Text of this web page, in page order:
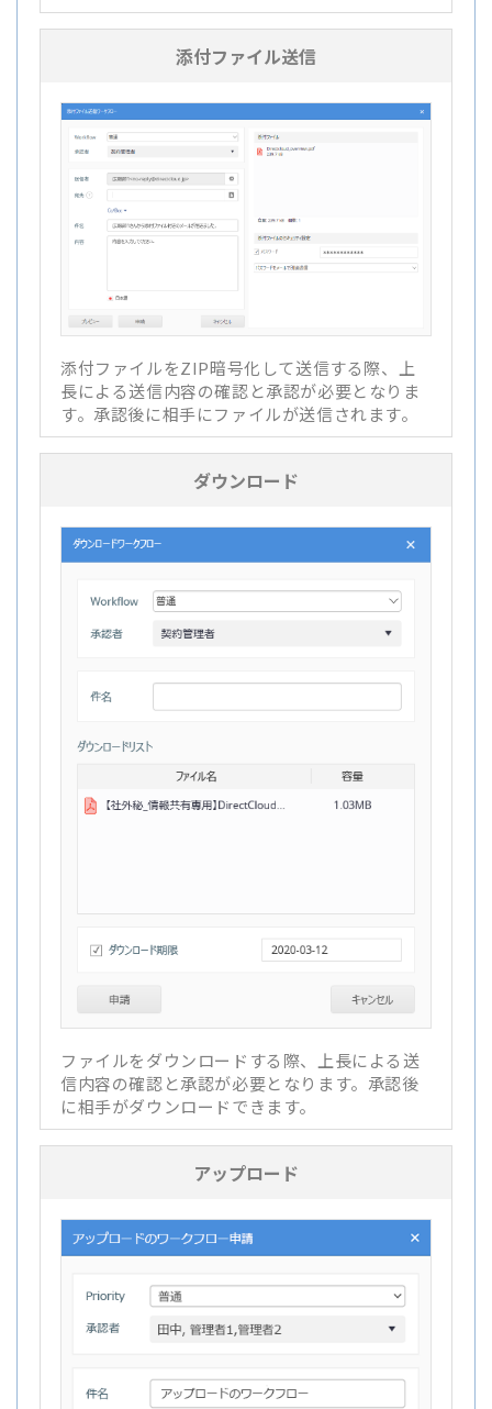
添付ファイル送信
添付ファイルをZIP暗号化して送信する際、上
長による送信内容の確認と承認が必要となりま
す。承認後に相手にファイルが送信されます。
ダウンロード
ファイルをダウンロードする際、上長による送
信内容の確認と承認が必要となります。承認後
に相手がダウンロードできます。
アップロード